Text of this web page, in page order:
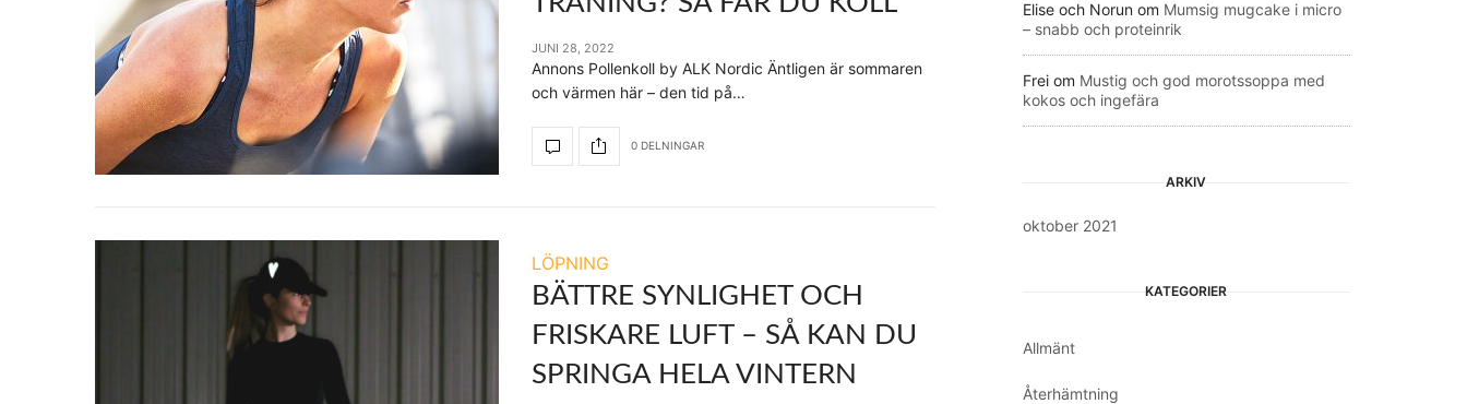
JUNI 28, 2022
Annons Pollenkoll by ALK Nordic Äntligen är sommaren
och värmen här – den tid på…
0 DELNINGAR
LÖPNING
BÄTTRE SYNLIGHET OCH
FRISKARE LUFT – SÅ KAN DU
SPRINGA HELA VINTERN
Elise och Norun om Mumsig mugcake i micro
– snabb och proteinrik
Frei om Mustig och god morotssoppa med
kokos och ingefära
ARKIV
oktober 2021
KATEGORIER
Allmänt
Återhämtning